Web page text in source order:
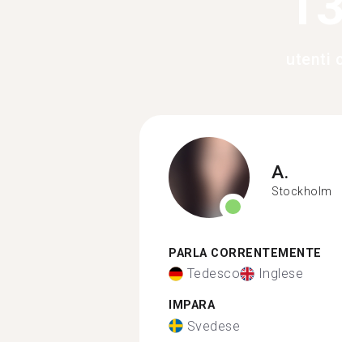
A.
Stockholm
PARLA CORRENTEMENTE
Tedesco Inglese
IMPARA
Svedese